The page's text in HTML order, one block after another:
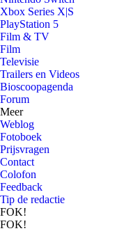
Xbox Series X|S
PlayStation 5
Film & TV
Film
Televisie
Trailers en Videos
Bioscoopagenda
Forum
Meer
Weblog
Fotoboek
Prijsvragen
Contact
Colofon
Feedback
Tip de redactie
FOK!
FOK!